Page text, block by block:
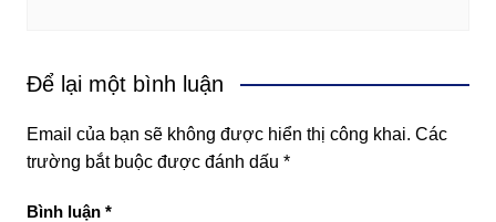
Để lại một bình luận
Email của bạn sẽ không được hiển thị công khai. Các
trường bắt buộc được đánh dấu *
Bình luận *